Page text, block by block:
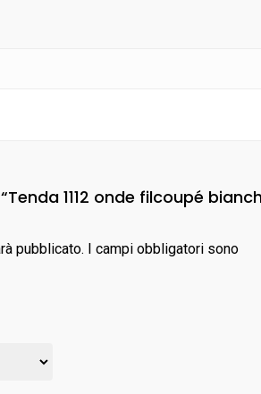
1112 onde filcoupé
pubblicato. I campi obbligatori sono